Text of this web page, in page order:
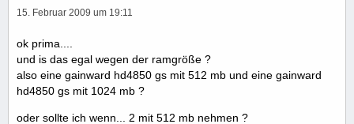
15. Februar 2009 um 19:11
ok prima....
und is das egal wegen der ramgröße ?
also eine gainward hd4850 gs mit 512 mb und eine gainward
hd4850 gs mit 1024 mb ?
oder sollte ich wenn... 2 mit 512 mb nehmen ?